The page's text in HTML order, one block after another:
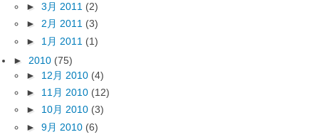
► 3月 2011 (2)
► 2月 2011 (3)
► 1月 2011 (1)
► 2010 (75)
► 12月 2010 (4)
► 11月 2010 (12)
► 10月 2010 (3)
► 9月 2010 (6)